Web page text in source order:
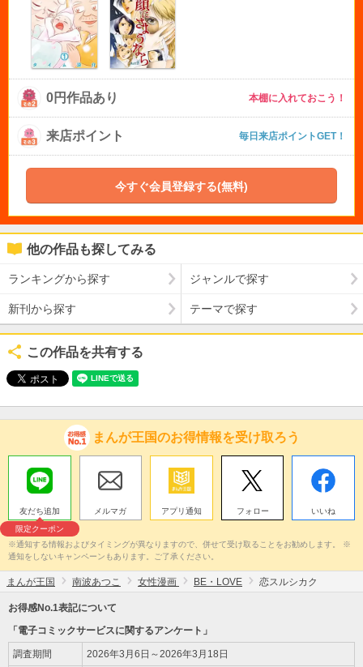
0円作品あり 本棚に入れておこう！
来店ポイント 毎日来店ポイントGET！
今すぐ会員登録する(無料)
他の作品も探してみる
ランキングから探す ジャンルで探す
新刊から探す テーマで探す
この作品を共有する
まんが王国のお得情報を受け取ろう
友だち追加
限定クーポン
メルマガ アプリ通知 フォロー いいね
※通知する情報およびタイミングが異なりますので、併せて受け取ることをお勧めします。 ※
通知をしないキャンペーンもあります。ご了承ください。
まんが王国 南波あつこ 女性漫画 BE・LOVE 恋スルシカク
お得感No.1表記について
「電子コミックサービスに関するアンケート」
調査期間 2026年3月6日～2026年3月18日